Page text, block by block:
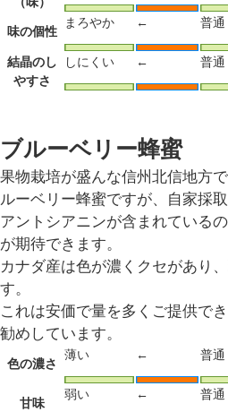
味の個性
まろやか ← 普通
結晶のし
やすさ
しにくい ← 普通
ブルーベリー蜂蜜
果物栽培が盛んな信州北信地方
ルーベリー蜂蜜ですが、自家採取
アントシアニンが含まれている
が期待できます。
カナダ産は色が濃くクセがあり
す。
これは安価で量を多くご提供で
勧めしています。
色の濃さ
薄い ← 普通
甘味
弱い ← 普通